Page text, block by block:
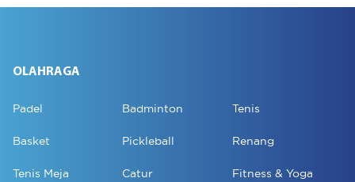
OLAHRAGA
Padel Badminton Tenis
Basket Pickleball Renang
Tenis Meja Catur Fitness & Yoga